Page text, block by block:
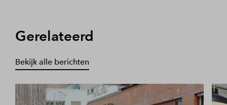
Gerelateerd
Bekijk alle berichten